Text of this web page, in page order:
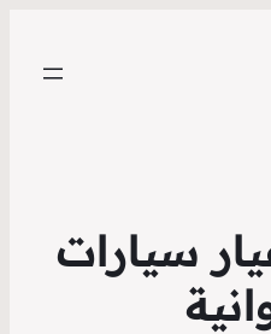
سيارات